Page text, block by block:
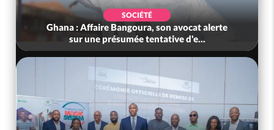
SOCIÉTÉ
Ghana : Affaire Bangoura, son avocat alerte
sur une présumée tentative d'e...